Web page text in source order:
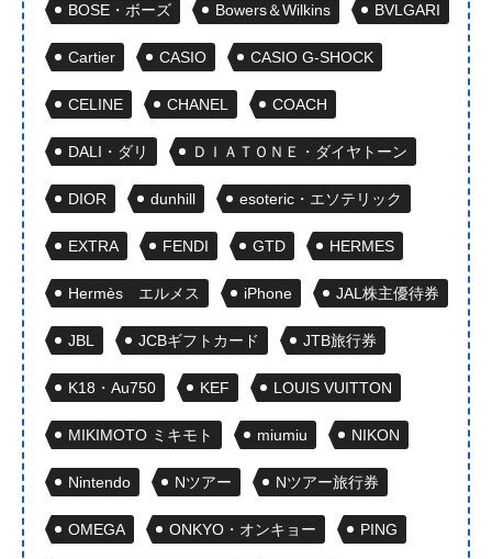
BOSE・ボーズ Bowers＆Wilkins BVLGARI
Cartier CASIO CASIO G-SHOCK
CELINE CHANEL COACH
DALI・ダリ ＤＩＡＴＯＮＥ・ダイヤトーン
DIOR dunhill esoteric・エソテリック
EXTRA FENDI GTD HERMES
Hermès エルメス iPhone JAL株主優待券
JBL JCBギフトカード JTB旅行券
K18・Au750 KEF LOUIS VUITTON
MIKIMOTO ミキモト miumiu NIKON
Nintendo Nツアー Nツアー旅行券
OMEGA ONKYO・オンキョー PING